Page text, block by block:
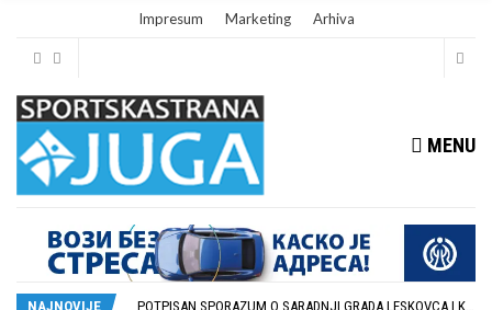
Impresum Marketing Arhiva
MENU
NAJNOVIJE